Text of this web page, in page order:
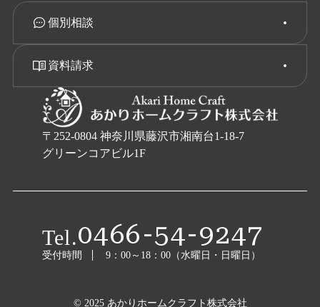
〒252-0804 神奈川県藤沢市湘南台1-18-7
グリーンコアビル1F
個別相談
資料請求
Tel.0466-54-9247
受付時間 9：00～18：00（水曜日・日曜日）
© 2025 あかりホームクラフト株式会社